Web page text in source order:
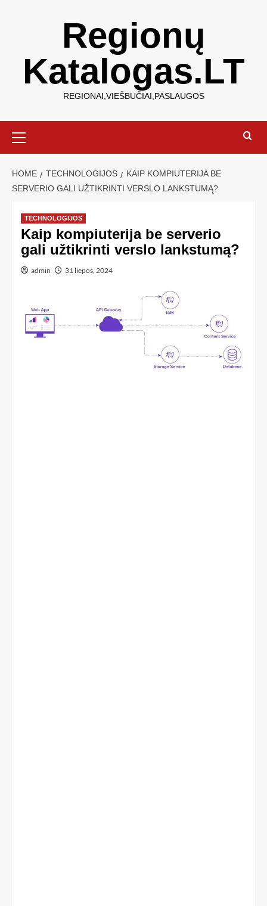
Regionų
Katalogas.LT
REGIONAI,VIEŠBUČIAI,PASLAUGOS
HOME TECHNOLOGIJOS
KAIP KOMPIUTERIJA BE
SERVERIO GALI UŽTIKRINTI VERSLO LANKSTUMĄ?
TECHNOLOGIJOS
Kaip kompiuterija be serverio
gali užtikrinti verslo lankstumą?
admin 31 liepos, 2024